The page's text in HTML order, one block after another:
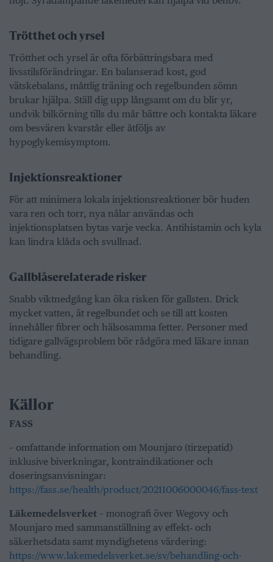
Trötthet och yrsel
Trötthet och yrsel är ofta förbättringsbara med
livsstilsförändringar. En balanserad kost, god
vätskebalans, måttlig träning och regelbunden sömn
brukar hjälpa. Ställ dig upp långsamt om du blir yr,
undvik bilkörning tills du mår bättre och kontakta läkare
om besvären kvarstår eller åtföljs av
hypoglykemisymptom.
Injektionsreaktioner
För att minimera lokala injektionsreaktioner bör huden
vara ren och torr, nya nålar användas och
injektionsplatsen bytas varje vecka. Antihistamin och kyla
kan lindra klåda och svullnad.
Gallblåserelaterade risker
Snabb viktnedgång kan öka risken för gallsten. Drick
mycket vatten, ät regelbundet och se till att kosten
innehåller fibrer och hälsosamma fetter. Personer med
tidigare gallvägsproblem bör rådgöra med läkare innan
behandling.
Källor
FASS
– omfattande information om Mounjaro (tirzepatid)
inklusive biverkningar, kontraindikationer och
doseringsanvisningar:
https://fass.se/health/product/20211006000046/fass-text
Läkemedelsverket – monografi över Wegovy och
Mounjaro med sammanställning av effekt‑ och
säkerhetsdata samt myndighetens värdering:
https://www.lakemedelsverket.se/sv/behandling-och-